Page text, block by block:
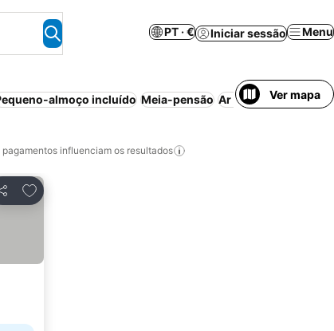
PT · € Iniciar sessão Menu
almoço incluído Meia-pensão Ar condicionado
Ver mapa
pagamentos influenciam os resultados
Partilhar
Adicionar aos favoritos